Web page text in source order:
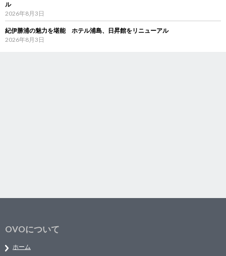
ル
2026年8月3日
紀伊勝浦の魅力を堪能 ホテル浦島、日昇館をリニューアル
2026年8月3日
OVOについて
ホーム